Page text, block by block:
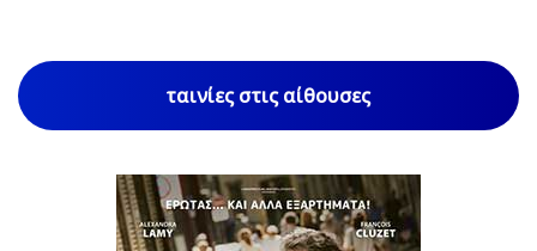
ταινίες στις αίθουσες